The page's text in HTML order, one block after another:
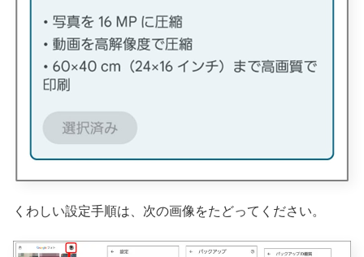
くわしい設定手順は、次の画像をたどってください。